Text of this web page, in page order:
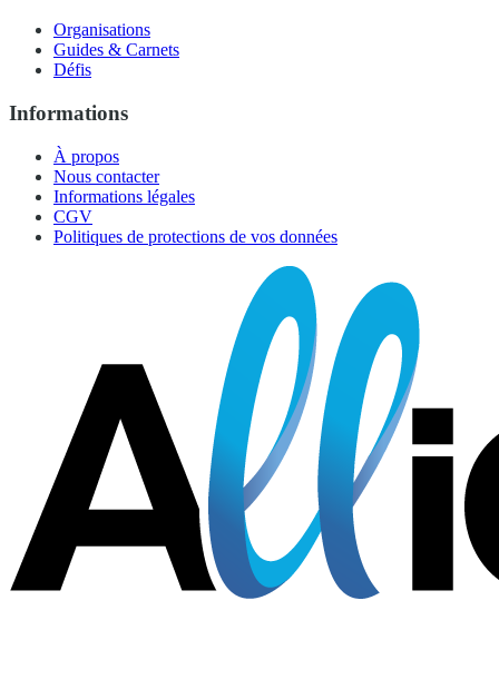
Organisations
Guides & Carnets
Défis
Informations
À propos
Nous contacter
Informations légales
CGV
Politiques de protections de vos données